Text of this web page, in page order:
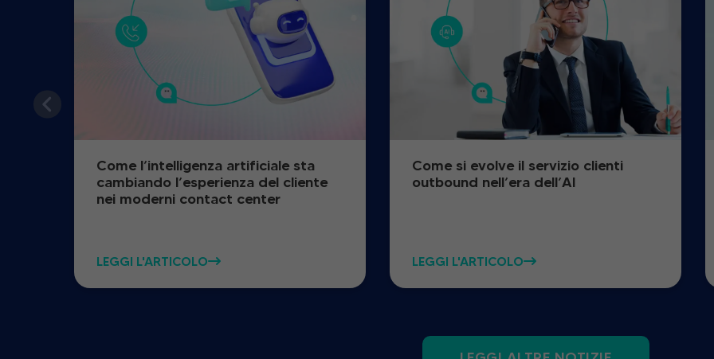
Come l’intelligenza artificiale sta
cambiando l’esperienza del cliente
nei moderni contact center
LEGGI L'ARTICOLO
Come si evolve il servizio clienti
outbound nell’era dell’AI
LEGGI L'ARTICOLO